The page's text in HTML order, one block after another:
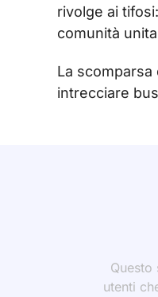
rivolge ai tifosi:
comunità
La
intrecciare
utenti